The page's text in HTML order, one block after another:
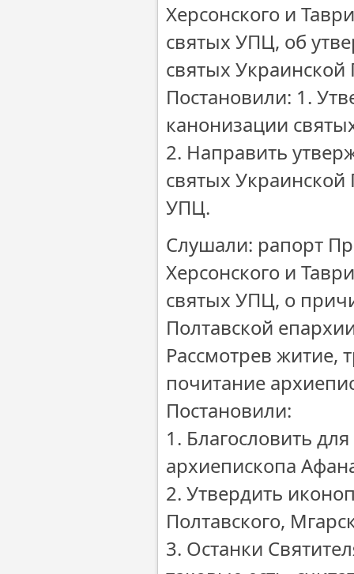
Херсонского и
святых УПЦ, об
святых
Постановили: 1.
канонизации
2. Направить
святых
УПЦ.
Слушали: рапорт
Херсонского и
святых УПЦ, о
Полтавской
Рассмотрев житие,
почитание
Постановили:
1. Благословить
архиепископа
2. Утвердить
Полтавского,
3. Останки